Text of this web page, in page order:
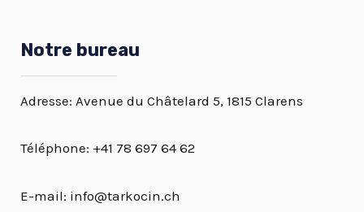
Notre bureau
Adresse: Avenue du Châtelard 5, 1815 Clarens
Téléphone: +41 78 697 64 62
E-mail: info@tarkocin.ch